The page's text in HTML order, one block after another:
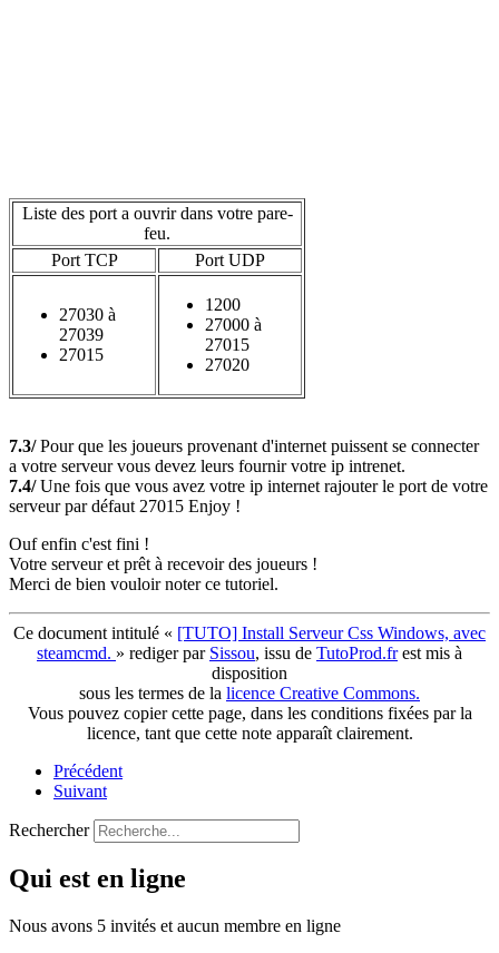
Liste des port a ouvrir dans votre pare-
feu.
Port TCP
Port UDP
27030 à
27039
27015
1200
27000 à
27015
27020
7.3/Pour que les joueurs provenant d'internet puissent se connecter
a votre serveur vous devez leurs fournir votre ip intrenet.
7.4/Une fois que vous avez votre ip internet rajouter le port de votre
serveur par défaut 27015 Enjoy !
Ouf enfin c'est fini !
Votre serveur et prêt à recevoir des joueurs !
Merci de bien vouloir noter ce tutoriel.
Ce document intitulé « [TUTO] Install Serveur Css Windows, avec
steamcmd. » rediger par Sissou, issu de TutoProd.frest mis à
disposition
sous les termes de la licence Creative Commons.
Vous pouvez copier cette page, dans les conditions fixées par la
licence, tant que cette note apparaît clairement.
Précédent
Suivant
Rechercher
Qui est en ligne
Nous avons 5 invités et aucun membre en ligne